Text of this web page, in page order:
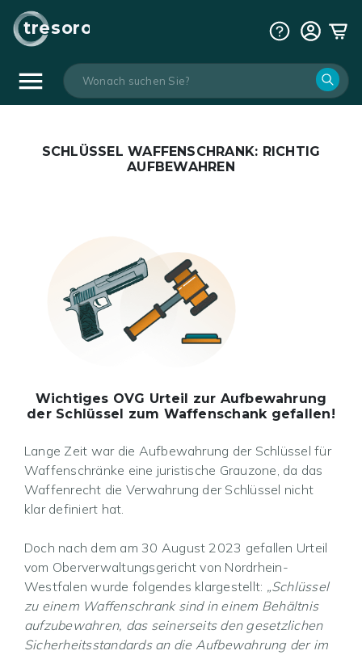
tresoro
SCHLÜSSEL WAFFENSCHRANK: RICHTIG
AUFBEWAHREN
Wichtiges OVG Urteil zur Aufbewahrung
der Schlüssel zum Waffenschank gefallen!
Lange Zeit war die Aufbewahrung der Schlüssel für
Waffenschränke eine juristische Grauzone, da das
Waffenrecht die Verwahrung der Schlüssel nicht
klar definiert hat.
Doch nach dem am 30 August 2023 gefallen Urteil
vom Oberverwaltungsgericht von Nordrhein-
Westfalen wurde folgendes klargestellt: „Schlüssel
zu einem Waffenschrank sind in einem Behältnis
aufzubewahren, das seinerseits den gesetzlichen
Sicherheitsstandards an die Aufbewahrung der im